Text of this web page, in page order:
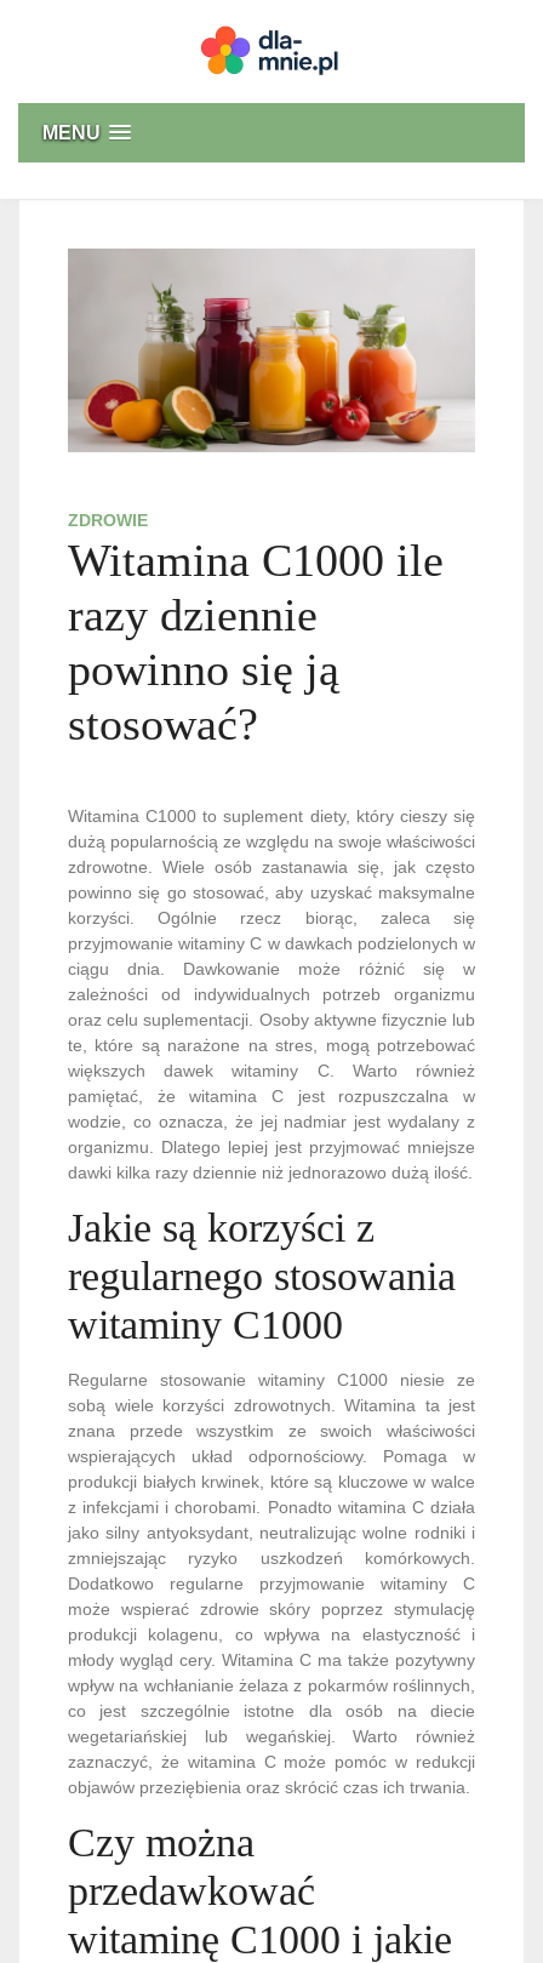
MENU
ZDROWIE
Witamina C1000 ile
razy dziennie
powinno się ją
stosować?
Witamina C1000 to suplement diety, który cieszy się
dużą popularnością ze względu na swoje właściwości
zdrowotne. Wiele osób zastanawia się, jak często
powinno się go stosować, aby uzyskać maksymalne
korzyści. Ogólnie rzecz biorąc, zaleca się
przyjmowanie witaminy C w dawkach podzielonych w
ciągu dnia. Dawkowanie może różnić się w
zależności od indywidualnych potrzeb organizmu
oraz celu suplementacji. Osoby aktywne fizycznie lub
te, które są narażone na stres, mogą potrzebować
większych dawek witaminy C. Warto również
pamiętać, że witamina C jest rozpuszczalna w
wodzie, co oznacza, że jej nadmiar jest wydalany z
organizmu. Dlatego lepiej jest przyjmować mniejsze
dawki kilka razy dziennie niż jednorazowo dużą ilość.
Jakie są korzyści z
regularnego stosowania
witaminy C1000
Regularne stosowanie witaminy C1000 niesie ze
sobą wiele korzyści zdrowotnych. Witamina ta jest
znana przede wszystkim ze swoich właściwości
wspierających układ odpornościowy. Pomaga w
produkcji białych krwinek, które są kluczowe w walce
z infekcjami i chorobami. Ponadto witamina C działa
jako silny antyoksydant, neutralizując wolne rodniki i
zmniejszając ryzyko uszkodzeń komórkowych.
Dodatkowo regularne przyjmowanie witaminy C
może wspierać zdrowie skóry poprzez stymulację
produkcji kolagenu, co wpływa na elastyczność i
młody wygląd cery. Witamina C ma także pozytywny
wpływ na wchłanianie żelaza z pokarmów roślinnych,
co jest szczególnie istotne dla osób na diecie
wegetariańskiej lub wegańskiej. Warto również
zaznaczyć, że witamina C może pomóc w redukcji
objawów przeziębienia oraz skrócić czas ich trwania.
Czy można
przedawkować
witaminę C1000 i jakie